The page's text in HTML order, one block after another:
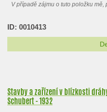
V případě zájmu o tuto položku mě,
ID: 0010413
Stavby a zařízení v blízkosti
Schubert - 1932